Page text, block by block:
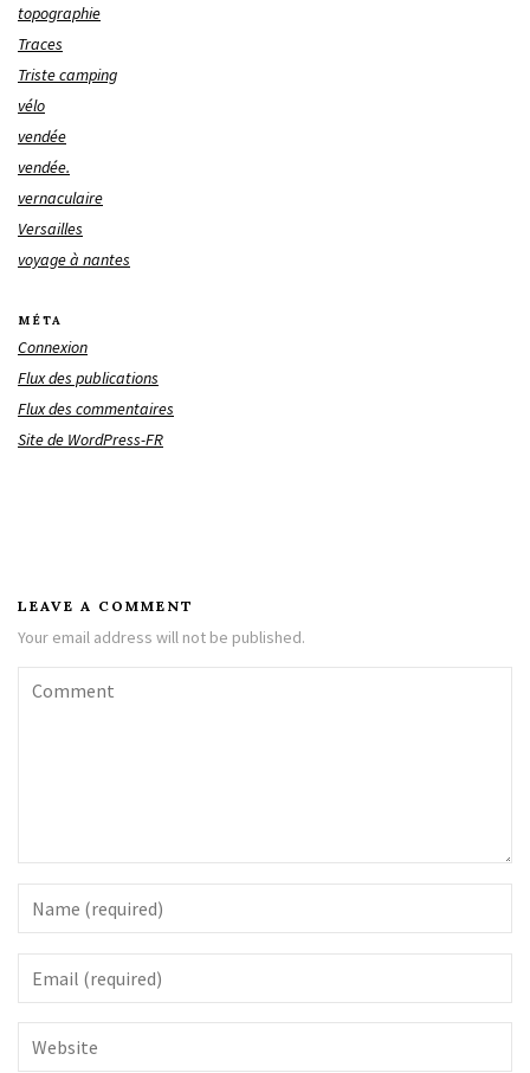
topographie
Traces
Triste camping
vélo
vendée
vendée.
vernaculaire
Versailles
voyage à nantes
MÉTA
Connexion
Flux des publications
Flux des commentaires
Site de WordPress-FR
LEAVE A COMMENT
Your email address will not be published.